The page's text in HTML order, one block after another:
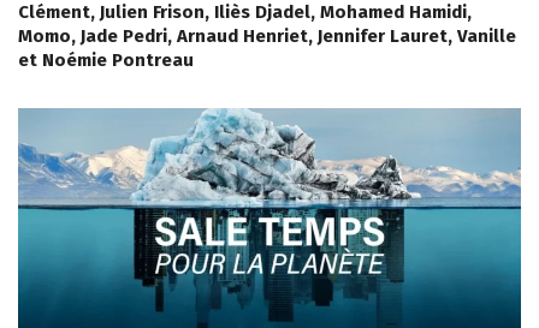
Clément, Julien Frison, Iliès Djadel, Mohamed Hamidi,
Momo, Jade Pedri, Arnaud Henriet, Jennifer Lauret, Vanille
et Noémie Pontreau